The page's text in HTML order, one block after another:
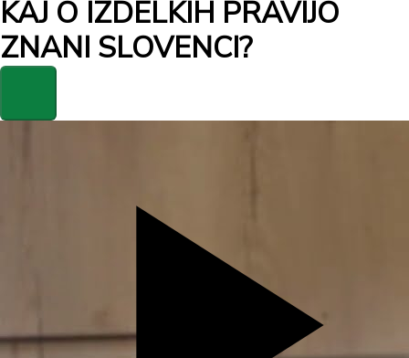
KAJ O IZDELKIH PRAVIJO
ZNANI SLOVENCI?